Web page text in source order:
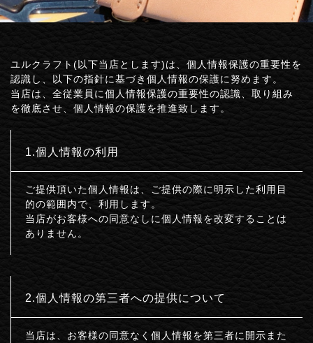
ユルクラフト(以下当店とします)は、個人情報保護の重要性を
認識し、以下の指針に基づき個人情報の保護に努めます。
当店は、全従業員に個人情報保護の重要性の認識、取り組み
を徹底させ、個人情報の保護を推進致します。
1.個人情報の利用
ご提供頂いた個人情報は、ご提供の際に明示した利用目
的の範囲内で、利用します。
当店がお客様への同意なしに個人情報を改変することは
ありません。
2.個人情報の第三者への提供について
当店は、お客様の同意なく個人情報を第三者に開示また